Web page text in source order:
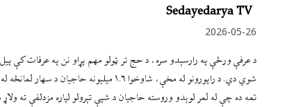
Sedayedarya TV
2026-05-26
د عرفې ورځې په رارسېدو سره، د حج تر ټولو مهم پړاو نن په عرفات کې
شوي دي. د راپورونو له مخې، شاوخوا ۱.۶
تمه ده چې له لمر لوېدو وروسته حاجیان د شپې تېرولو لپاره مزدلفې